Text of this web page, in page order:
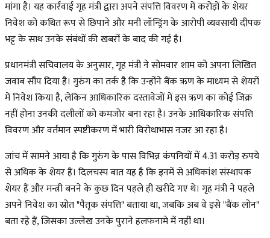
मांगा है। यह कार्रवाई गृह मंत्री द्वारा अपने संपत्ति विवरण में करोड़ों के शेयर
निवेश को कथित रूप से छिपाने और मनी लॉन्ड्रिंग के आरोपी व्यवसायी दीपक
भट्ट के साथ उनके संबंधों की खबरों के बाद की गई है।
प्रधानमंत्री सचिवालय के अनुसार, गृह मंत्री ने सोमवार शाम को अपना लिखित
जवाब सौंप दिया है। गुरुंग का तर्क है कि उन्होंने बैंक ऋण के माध्यम से शेयरों
में निवेश किया है, लेकिन आधिकारिक दस्तावेजों में इस ऋण का कोई जिक्र
नहीं होना उनकी दलीलों को कमजोर बना रहा है। उनके आधिकारिक संपत्ति
विवरण और वर्तमान स्पष्टीकरण में भारी विरोधाभास नजर आ रहा है।
जांच में सामने आया है कि गुरुंग के पास विभिन्न कंपनियों में 4.31 करोड़ रुपये
से अधिक के शेयर हैं। दिलचस्प बात यह है कि इनमें से अधिकांश संस्थापक
शेयर हैं और मन्त्री बनने के कुछ दिन पहले ही खरीदे गए थे। गृह मंत्री ने पहले
अपने निवेश का स्रोत "पैतृक संपत्ति" बताया था, जबकि अब वे इसे "बैंक लोन"
बता रहे हैं, जिसका उल्लेख उनके पुराने हलफनामे में नहीं था।